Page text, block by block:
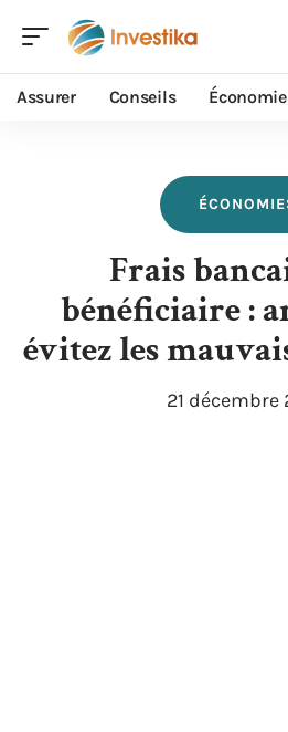
Assurer Conseils
Frais
bénéficiaire :
évitez les
21 décembre